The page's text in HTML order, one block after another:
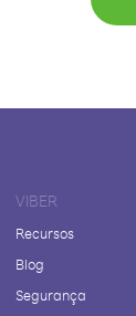
VIBER
Recursos
Blog
Segurança